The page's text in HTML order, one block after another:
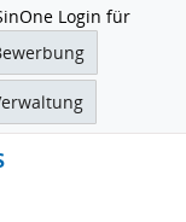
Login für